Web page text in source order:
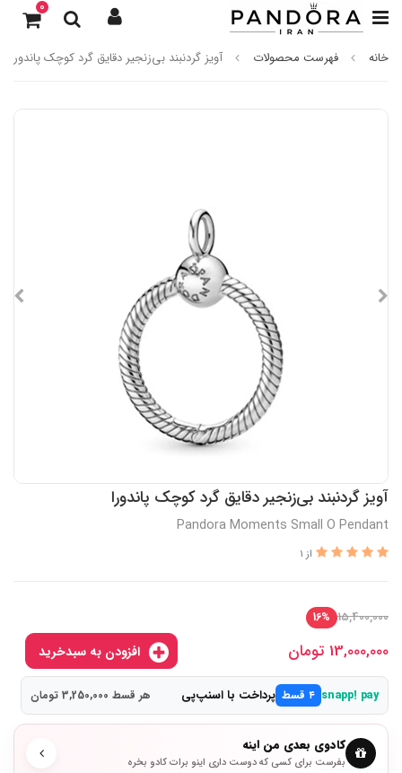
0
خانه فهرست محصولات آویز گردنبند بی‌زنجیر دقایق گرد کوچک پاندورا
آویز گردنبند بی‌زنجیر دقایق گرد کوچک پاندورا
Pandora Moments Small O Pendant
از 1
15,400,000
16%
13,000,000 تومان
snapp! pay ۴ قسط پرداخت با اسنپ‌پی هر قسط 3,250,000 تومان
کادوی بعدی من اینه
بفرست برای کسی که دوست داری اینو برات کادو بخره